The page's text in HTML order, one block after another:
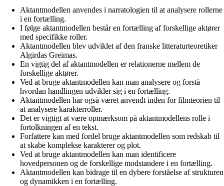
Aktantmodellen anvendes i narratologien til at analysere rollerne
i en fortælling.
I følge aktantmodellen består en fortælling af forskellige aktører
med specifikke roller.
Aktantmodellen blev udviklet af den franske litteraturteoretiker
Algirdas Greimas.
En vigtig del af aktantmodellen er relationerne mellem de
forskellige aktører.
Ved at bruge aktantmodellen kan man analysere og forstå
hvordan handlingen udvikler sig i en fortælling.
Aktantmodellen har også været anvendt inden for filmteorien til
at analysere karakterroller.
Det er vigtigt at være opmærksom på aktantmodellens rolle i
fortolkningen af en tekst.
Forfattere kan med fordel bruge aktantmodellen som redskab til
at skabe komplekse karakterer og plot.
Ved at bruge aktantmodellen kan man identificere
hovedpersonen og de forskellige modstandere i en fortælling.
Aktantmodellen kan bidrage til en dybere forståelse af strukturen
og dynamikken i en fortælling.